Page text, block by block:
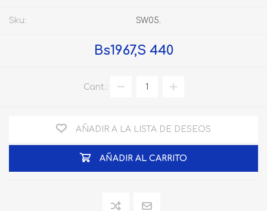
Sku: SW05.
Bs1967,S 440
Cant.:
AÑADIR A LA LISTA DE DESEOS
AÑADIR AL CARRITO